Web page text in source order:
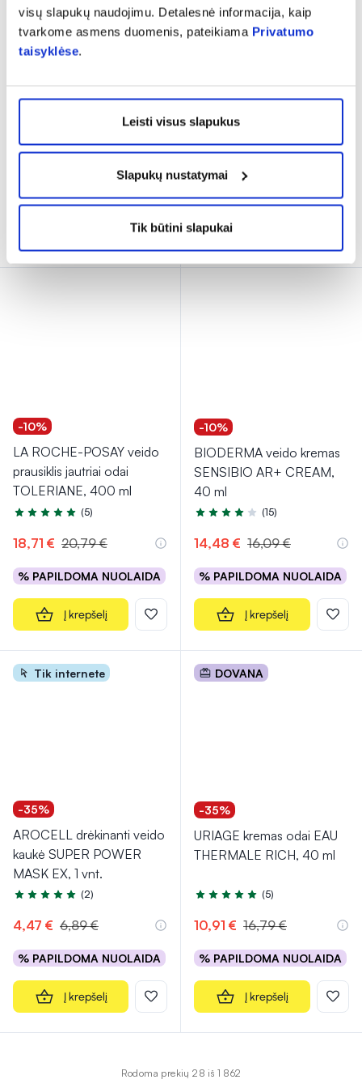
visų slapukų naudojimu. Detalesnė informacija, kaip
tvarkome asmens duomenis, pateikiama Privatumo
taisyklėse.
Leisti visus slapukus
Slapukų nustatymai
Tik būtini slapukai
-10%
% PAPILDOMA NUOLAIDA % PAPILDOMA NUOLAIDA
-10%
LA ROCHE-POSAY veido
prausiklis jautriai odai
TOLERIANE, 400 ml
Įvertinimas 5.0 iš 5
(5)
18,71 € 20,79 €
% PAPILDOMA NUOLAIDA
Į krepšelį
-10%
BIODERMA veido kremas
SENSIBIO AR+ CREAM,
40 ml
Įvertinimas 4.4 iš 5
(15)
14,48 € 16,09 €
% PAPILDOMA NUOLAIDA
Į krepšelį
Tik internete
-35%
AROCELL drėkinanti veido
kaukė SUPER POWER
MASK EX, 1 vnt.
Įvertinimas 5.0 iš 5
(2)
4,47 € 6,89 €
% PAPILDOMA NUOLAIDA
Į krepšelį
DOVANA
-35%
URIAGE kremas odai EAU
THERMALE RICH, 40 ml
Įvertinimas 5.0 iš 5
(5)
10,91 € 16,79 €
% PAPILDOMA NUOLAIDA
Į krepšelį
Rodoma prekių 28 iš 1 862